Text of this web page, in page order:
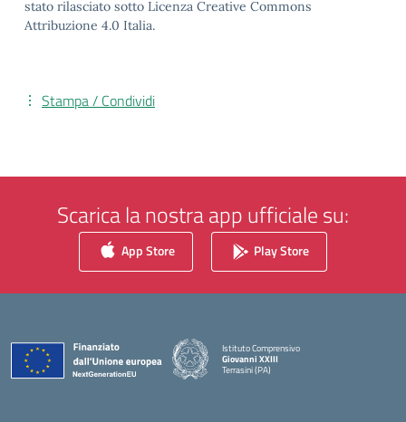
stato rilasciato sotto Licenza Creative Commons
Attribuzione 4.0 Italia.
Stampa / Condividi
Scarica la nostra app ufficiale su:
App Store Play Store
Istituto Comprensivo
Giovanni XXIII
Terrasini (PA)